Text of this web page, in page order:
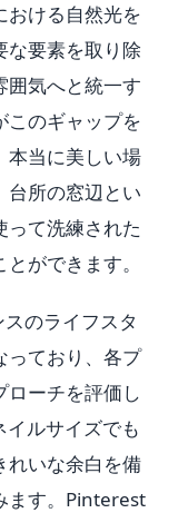
おける自然光を
な要素を取り除
囲気へと統一す
このギャップを
本当に美しい場
台所の窓辺とい
って洗練された
ができます。
のライフスタ
っており、各プ
ローチを評価し
ルサイズでも
れいな余白を備
ます。Pinterest